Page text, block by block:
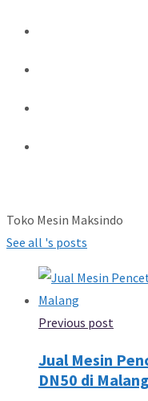
Toko Mesin Maksindo
See all 's posts
Previous post
Jual Mesin
DN50 di Malang